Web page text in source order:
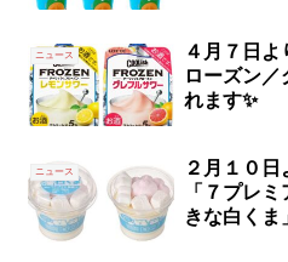
ニュース
４月７日よ
ローズン／
れます✨
ニュース
２月１０
「７プレ
きな白くま